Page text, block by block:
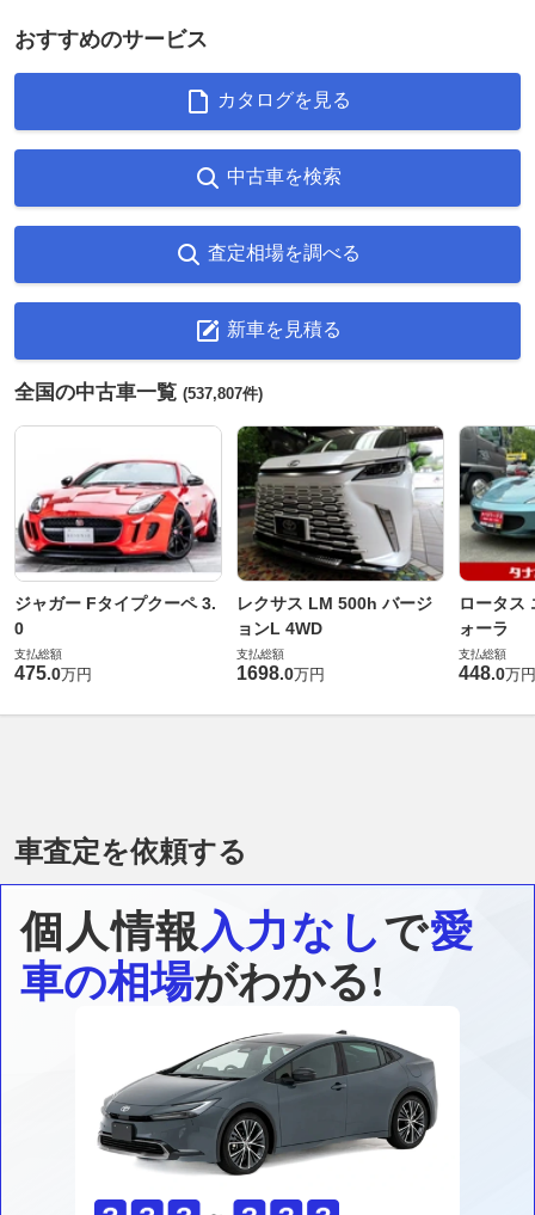
おすすめのサービス
カタログを見る
中古車を検索
査定相場を調べる
新車を見積る
全国の中古車一覧 (537,807件)
ジャガー Fタイプクーペ 3.
0
支払総額
475.0万円
レクサス LM 500h バージ
ョンL 4WD
支払総額
1698.0万円
ロータス
ォーラ
支払総額
448.0万円
車査定を依頼する
個人情報入力なしで愛
車の相場がわかる!